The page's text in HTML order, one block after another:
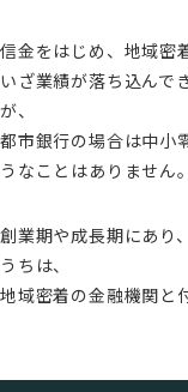
信金をはじめ、地域密
いざ業績が落ち込んで
が、
都市銀行の場合は中小
うなことはありません。
創業期や成長期にあり
うちは、
地域密着の金融機関と